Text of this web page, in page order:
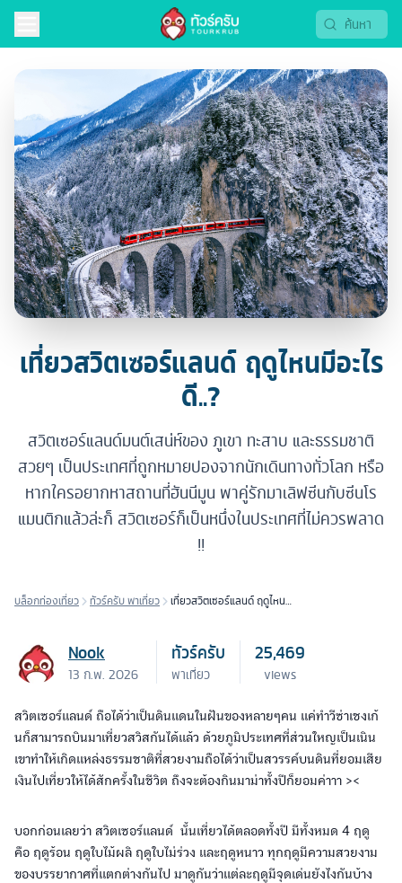
เที่ยวสวิตเซอร์แลนด์ ฤดูไหนมีอะไร
ดี..?
สวิตเซอร์แลนด์มนต์เสน่ห์ของ ภูเขา ทะสาบ และธรรมชาติ
สวยๆ เป็นประเทศที่ถูกหมายปองจากนักเดินทางทั่วโลก หรือ
หากใครอยากหาสถานที่ฮันนีมูน พาคู่รักมาเลิฟซีนกับซีนโร
แมนติกแล้วล่ะก็ สวิตเซอร์ก็เป็นหนึ่งในประเทศที่ไม่ควรพลาด
!!
บล็อกท่องเที่ยว ทัวร์ครับ พาเที่ยว
เที่ยวสวิตเซอร์แลนด์ ฤดูไหนมี
Nook
13 ก.พ. 2026
ทัวร์ครับ
พาเที่ยว
25,469
views
สวิตเซอร์แลนด์ ถือได้ว่าเป็นดินแดนในฝันของหลายๆคน แค่ทำวีซ่าเชงเก้
นก็สามารถบินมาเที่ยวสวิสกันได้แล้ว ด้วยภูมิประเทศที่ส่วนใหญเป็นเนิน
เขาทำให้เกิดแหล่งธรรมชาติที่สวยงามถือได้ว่าเป็นสวรรค์บนดินที่ยอมเสีย
เงินไปเที่ยวให้ได้สักครั้งในชีวิต ถึงจะต้องกินมาม่าทั้งปีก็ยอมค่าาา ><
บอกก่อนเลยว่า สวิตเซอร์แลนด์ นั้นเที่ยวได้ตลอดทั้งปี มีทั้งหมด 4 ฤดู
คือ ฤดูร้อน ฤดูใบไม้ผลิ ฤดูใบไม่ร่วง และฤดูหนาว ทุกฤดูมีความสวยงาม
ของบรรยากาศที่แตกต่างกันไป มาดูกันว่าแต่ละฤดูมีจุดเด่นยังไงกันบ้าง